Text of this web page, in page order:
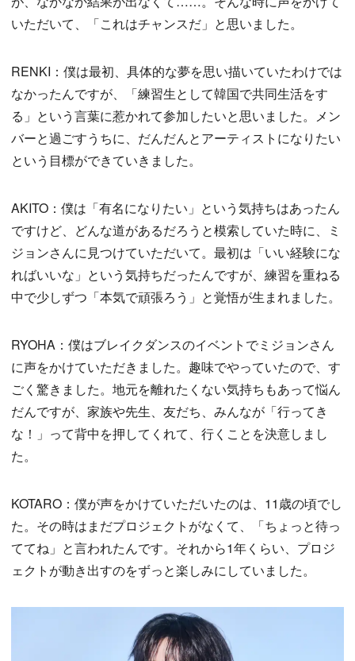
いただいて、「これはチャンスだ」と思いました。
RENKI：僕は最初、具体的な夢を思い描いていたわけでは
なかったんですが、「練習生として韓国で共同生活をす
る」という言葉に惹かれて参加したいと思いました。メン
バーと過ごすうちに、だんだんとアーティストになりたい
という目標ができていきました。
AKITO：僕は「有名になりたい」という気持ちはあったん
ですけど、どんな道があるだろうと模索していた時に、ミ
ジョンさんに見つけていただいて。最初は「いい経験にな
ればいいな」という気持ちだったんですが、練習を重ねる
中で少しずつ「本気で頑張ろう」と覚悟が生まれました。
RYOHA：僕はブレイクダンスのイベントでミジョンさん
に声をかけていただきました。趣味でやっていたので、す
ごく驚きました。地元を離れたくない気持ちもあって悩ん
だんですが、家族や先生、友だち、みんなが「行ってき
な！」って背中を押してくれて、行くことを決意しまし
た。
KOTARO：僕が声をかけていただいたのは、11歳の頃でし
た。その時はまだプロジェクトがなくて、「ちょっと待っ
ててね」と言われたんです。それから1年くらい、プロジ
ェクトが動き出すのをずっと楽しみにしていました。